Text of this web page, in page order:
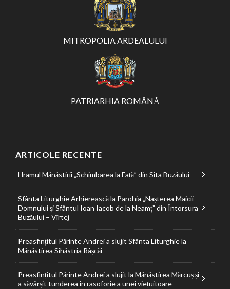
MITROPOLIA ARDEALULUI
PATRIARHIA ROMÂNĂ
ARTICOLE RECENTE
Hramul Mănăstirii „Schimbarea la Față” din Sita Buzăului
Sfânta Liturghie Arhierească la Parohia „Nașterea Maicii
Domnului și Sfântul Ioan Iacob de la Neamț” din Întorsura
Buzăului – Vîrtej
Preasfințitul Părinte Andrei a slujit Sfânta Liturghie la
Mănăstirea Sihăstria Râșcăi
Preasfințitul Părinte Andrei a slujit la Mănăstirea Mărcuș și
a săvârșit tunderea în rasoforie a unei viețuitoare